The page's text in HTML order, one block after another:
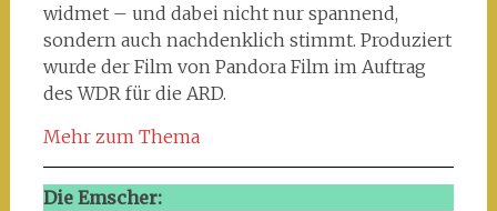
widmet – und dabei nicht nur spannend,
sondern auch nachdenklich stimmt. Produziert
wurde der Film von Pandora Film im Auftrag
des WDR für die ARD.
Mehr zum Thema
Die Emscher: